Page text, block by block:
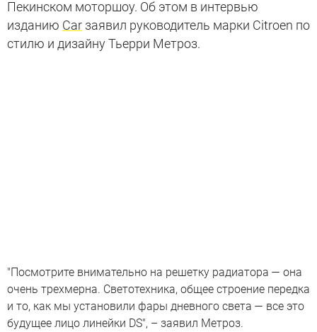
Пекинском моторшоу. Об этом в интервью
изданию Car заявил руководитель марки Citroen по
стилю и дизайну Тьерри Метроз.
"Посмотрите внимательно на решетку радиатора — она
очень трехмерна. Светотехника, общее строение передка
и то, как мы установили фары дневного света — все это
будущее лицо линейки DS", – заявил Метроз.